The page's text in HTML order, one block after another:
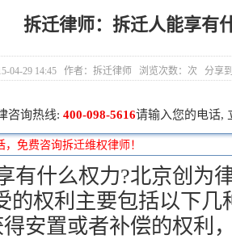
拆迁律师：拆迁人能享有
04-29 14:45 作者：拆迁律师 浏览次数： 次 分享
咨询热线: 400-098-5616请输入您的电话,
有什么权力?北京创为
的权利主要包括以下几
安置或者补偿的权利